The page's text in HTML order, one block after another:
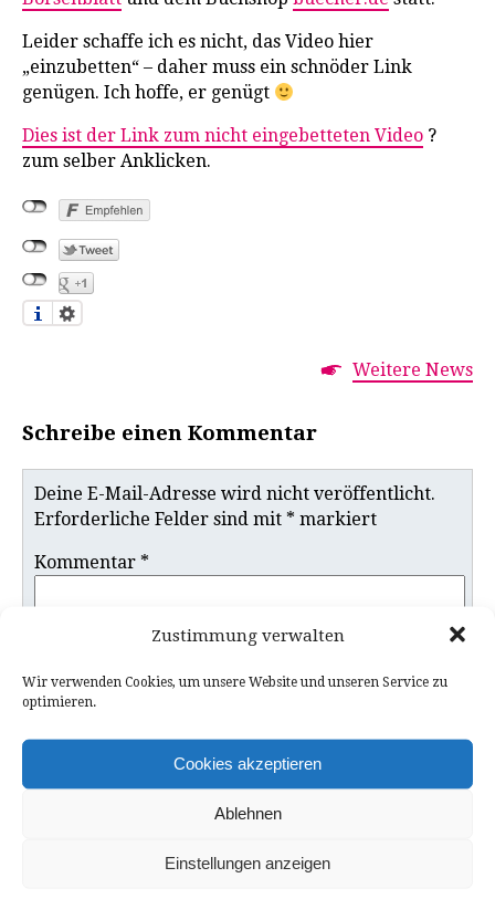
Zustimmung verwalten
Wir verwenden Cookies, um unsere Website und unseren Service zu
optimieren.
Cookies akzeptieren
Ablehnen
Einstellungen anzeigen
Leider schaffe ich es nicht, das Video hier
„einzubetten“ – daher muss ein schnöder Link
genügen. Ich hoffe, er genügt
Dies ist der Link zum nicht eingebetteten Video ?
zum selber Anklicken.
Weitere News
Schreibe einen Kommentar
Deine E-Mail-Adresse wird nicht veröffentlicht.
Erforderliche Felder sind mit * markiert
Kommentar *